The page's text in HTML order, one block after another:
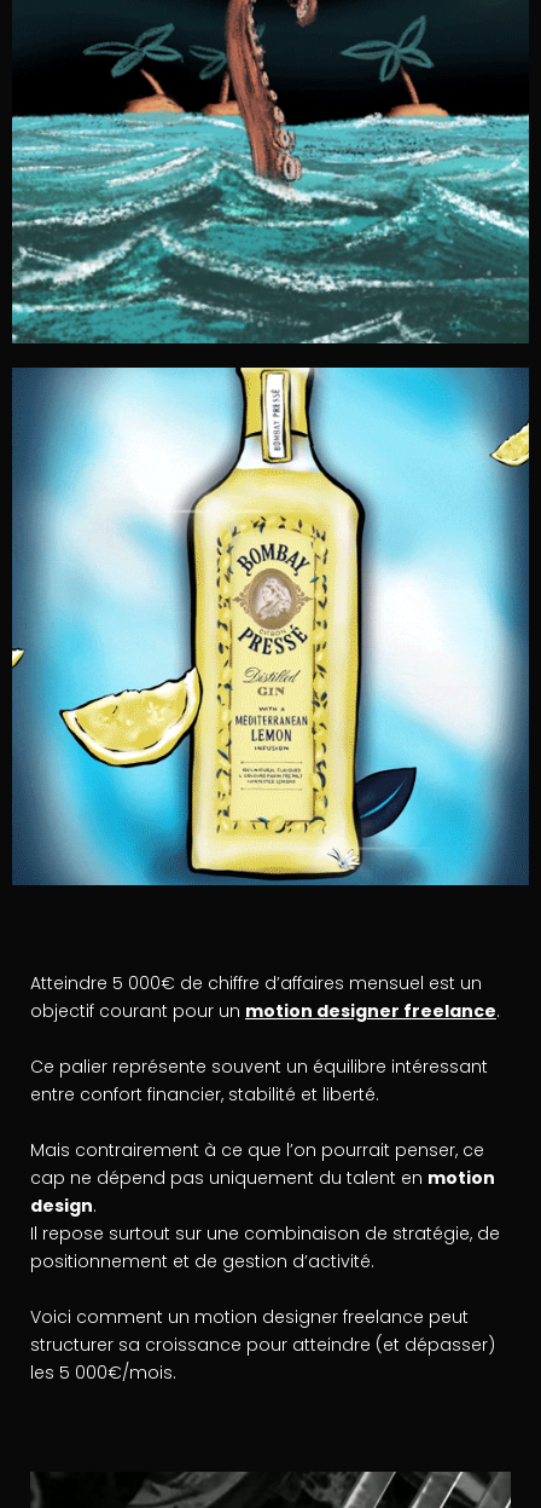
Atteindre 5 000€ de chiffre d’affaires mensuel est un
objectif courant pour un motion designer freelance.
Ce palier représente souvent un équilibre intéressant
entre confort financier, stabilité et liberté.
Mais contrairement à ce que l’on pourrait penser, ce
cap ne dépend pas uniquement du talent en motion
design.
Il repose surtout sur une combinaison de stratégie, de
positionnement et de gestion d’activité.
Voici comment un motion designer freelance peut
structurer sa croissance pour atteindre (et dépasser)
les 5 000€/mois.